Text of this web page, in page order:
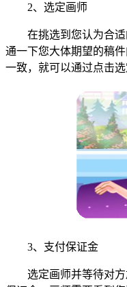
2、选定画师
在挑选到您认为合适
通一下您大体期望的稿
一致，就可以通过点击
3、支付保证金
选定画师并等待对方